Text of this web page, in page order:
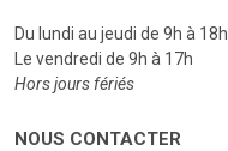
Du lundi au jeudi de 9h à 18h
Le vendredi de 9h à 17h
Hors jours fériés
NOUS CONTACTER